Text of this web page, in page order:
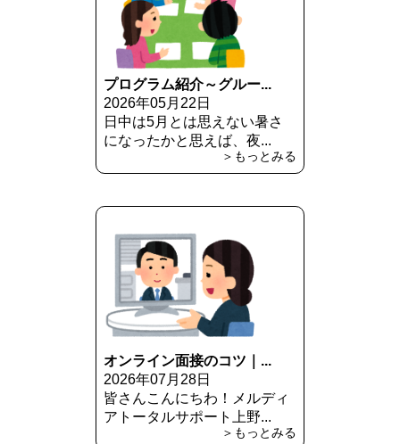
プログラム紹介～グルー...
2026年05月22日
日中は5月とは思えない暑さ
になったかと思えば、夜...
＞もっとみる
オンライン面接のコツ｜...
2026年07月28日
皆さんこんにちわ！メルディ
アトータルサポート上野...
＞もっとみる